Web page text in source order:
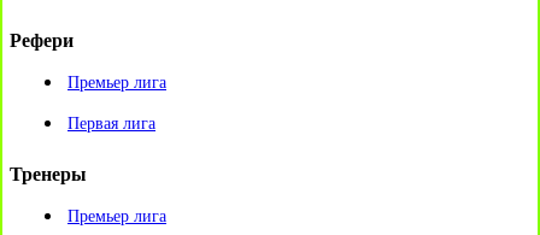
Рефери
Премьер лига
Первая лига
Тренеры
Премьер лига